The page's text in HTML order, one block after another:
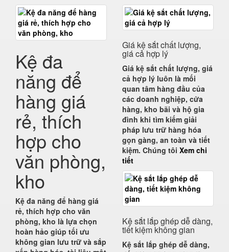
Kệ đa
năng để
hàng giá
rẻ, thích
hợp cho
văn phòng,
kho
Kệ đa năng để hàng giá
rẻ, thích hợp cho văn
phòng, kho là lựa chọn
hoàn hảo giúp tối ưu
không gian lưu trữ và sắp
Giá kệ sắt chất lượng,
giá cả hợp lý
Giá kệ sắt chất lượng, giá
cả hợp lý luôn là mối
quan tâm hàng đầu của
các doanh nghiệp, cửa
hàng, kho bãi và hộ gia
đình khi tìm kiếm giải
pháp lưu trữ hàng hóa
gọn gàng, an toàn và tiết
kiệm. Chúng tôi Xem chi
tiết
Kệ sắt lắp ghép dễ dàng,
tiết kiệm không gian
Kệ sắt lắp ghép dễ dàng,